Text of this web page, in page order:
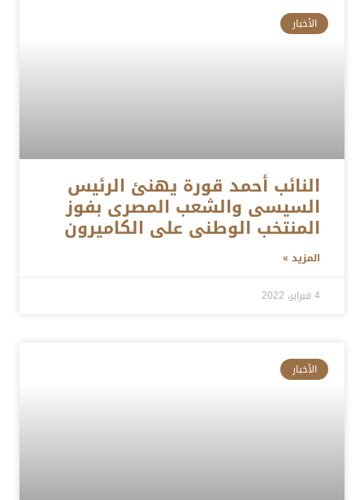
الأخبار
النائب أحمد قورة يهنئ الرئيس
السيسى والشعب المصرى بفوز
المنتخب الوطنى على الكاميرون
المزيد »
4 فبراير، 2022
الأخبار